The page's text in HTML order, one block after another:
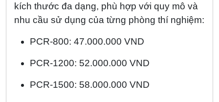
kích thước đa dạng, phù hợp với quy mô và
nhu cầu sử dụng của từng phòng thí nghiệm:
PCR-800: 47.000.000 VND
PCR-1200: 52.000.000 VND
PCR-1500: 58.000.000 VND